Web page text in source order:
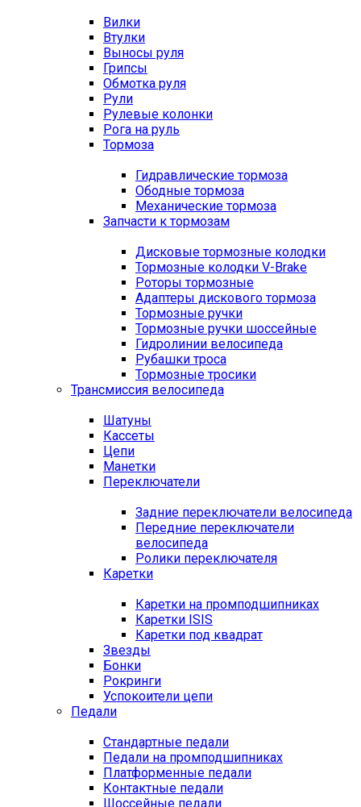
Вилки
Втулки
Выносы руля
Грипсы
Обмотка руля
Рули
Рулевые колонки
Рога на руль
Тормоза
Гидравлические тормоза
Ободные тормоза
Механические тормоза
Запчасти к тормозам
Дисковые тормозные колодки
Тормозные колодки V-Brake
Роторы тормозные
Адаптеры дискового тормоза
Тормозные ручки
Тормозные ручки шоссейные
Гидролинии велосипеда
Рубашки троса
Тормозные тросики
Трансмиссия велосипеда
Шатуны
Кассеты
Цепи
Манетки
Переключатели
Задние переключатели велосипеда
Передние переключатели
велосипеда
Ролики переключателя
Каретки
Каретки на промподшипниках
Каретки ISIS
Каретки под квадрат
Звезды
Бонки
Рокринги
Успокоители цепи
Педали
Стандартные педали
Педали на промподшипниках
Платформенные педали
Контактные педали
Шоссейные педали